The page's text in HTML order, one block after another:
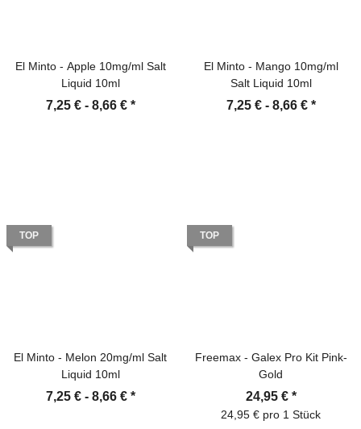
El Minto - Apple 10mg/ml Salt
Liquid 10ml
7,25 € - 8,66 € *
El Minto - Mango 10mg/ml
Salt Liquid 10ml
7,25 € - 8,66 € *
TOP
El Minto - Melon 20mg/ml Salt
Liquid 10ml
7,25 € - 8,66 € *
TOP
Freemax - Galex Pro Kit Pink-
Gold
24,95 € *
24,95 € pro 1 Stück